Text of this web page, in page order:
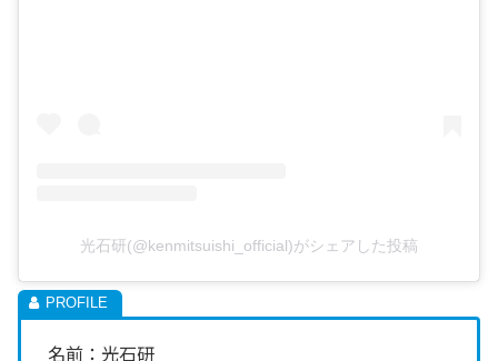
光石研(@kenmitsuishi_official)がシェアした投稿
名前：光石研